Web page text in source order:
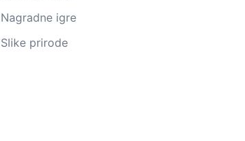
Nagradne igre
Slike prirode